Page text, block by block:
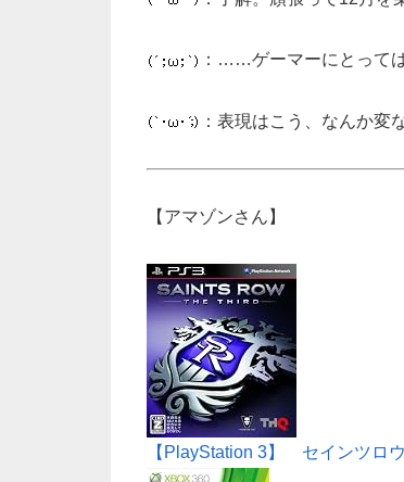
：……ゲーマーにとって
：表現はこう、なんか
【アマゾンさん】
【PlayStation 3】 セインツロ